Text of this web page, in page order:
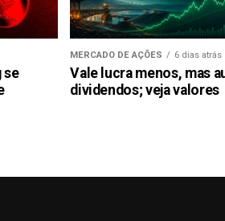
se
MERCADO DE AÇÕES 6 dias atrás
Vale lucra menos, mas
dividendos; veja valores